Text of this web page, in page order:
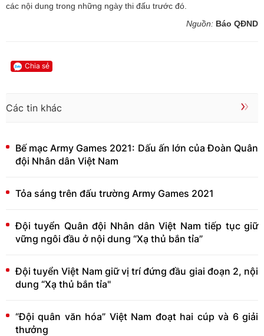
các nội dung trong những ngày thi đấu trước đó.
Nguồn: Báo QĐND
Chia sẻ
Các tin khác
Bế mạc Army Games 2021: Dấu ấn lớn của Đoàn Quân
đội Nhân dân Việt Nam
Tỏa sáng trên đấu trường Army Games 2021
Đội tuyển Quân đội Nhân dân Việt Nam tiếp tục giữ
vững ngôi đầu ở nội dung “Xạ thủ bắn tỉa”
Đội tuyển Việt Nam giữ vị trí đứng đầu giai đoạn 2, nội
dung “Xạ thủ bắn tỉa"
“Đội quân văn hóa” Việt Nam đoạt hai cúp và 6 giải
thưởng